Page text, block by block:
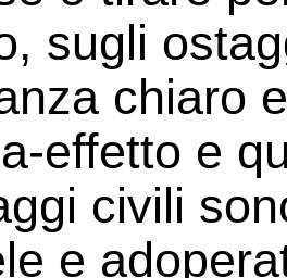
sugli
chiaro
effetto e
civili
e